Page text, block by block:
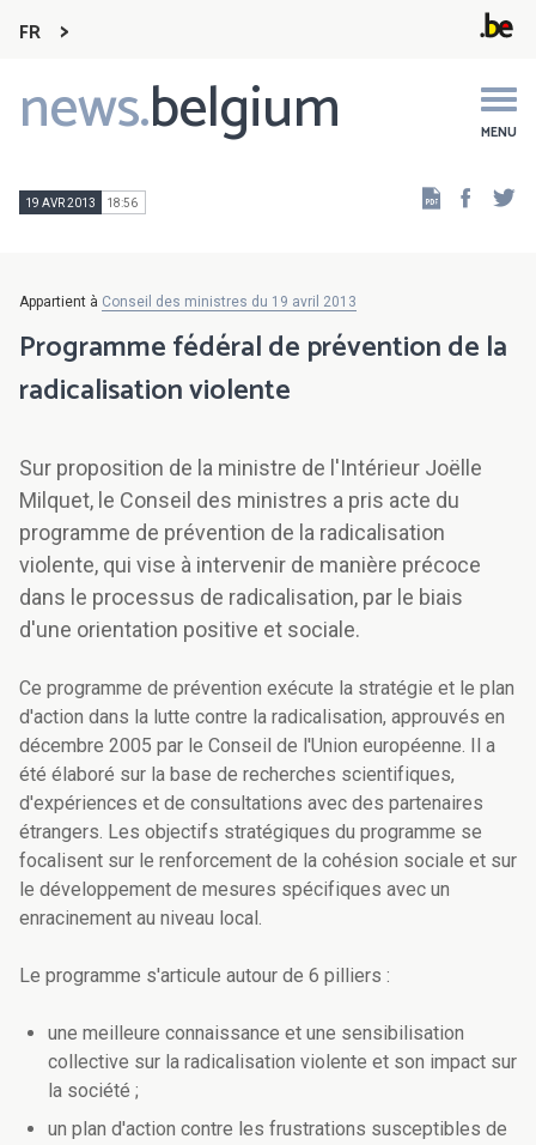
FR
news.belgium MENU
Main
navigation
19 AVR 2013 18:56
Appartient à Conseil des ministres du 19 avril 2013
Programme fédéral de prévention de la
radicalisation violente
Sur proposition de la ministre de l'Intérieur Joëlle
Milquet, le Conseil des ministres a pris acte du
programme de prévention de la radicalisation
violente, qui vise à intervenir de manière précoce
dans le processus de radicalisation, par le biais
d'une orientation positive et sociale.
Ce programme de prévention exécute la stratégie et le plan
d'action dans la lutte contre la radicalisation, approuvés en
décembre 2005 par le Conseil de l'Union européenne. Il a
été élaboré sur la base de recherches scientifiques,
d'expériences et de consultations avec des partenaires
étrangers. Les objectifs stratégiques du programme se
focalisent sur le renforcement de la cohésion sociale et sur
le développement de mesures spécifiques avec un
enracinement au niveau local.
Le programme s'articule autour de 6 pilliers :
une meilleure connaissance et une sensibilisation
collective sur la radicalisation violente et son impact sur
la société ;
un plan d'action contre les frustrations susceptibles de